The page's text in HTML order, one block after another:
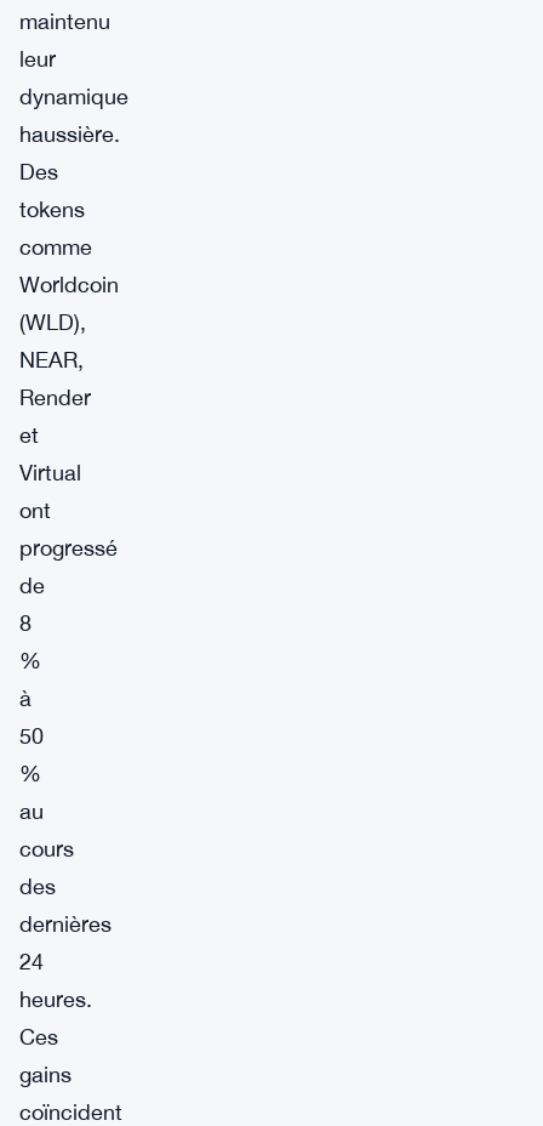
maintenu
leur
dynamique
haussière.
Des
tokens
comme
Worldcoin
(WLD),
NEAR,
Render
et
Virtual
ont
progressé
de
8
%
à
50
%
au
cours
des
dernières
24
heures.
Ces
gains
coïncident